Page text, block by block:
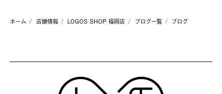
ホーム 店舗情報 LOGOS SHOP 福岡店 ブログ一覧 ブログ